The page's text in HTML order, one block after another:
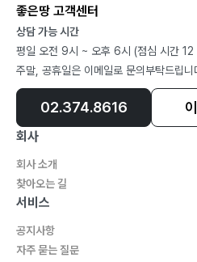
에필로그
좋은땅 고객센터
상담 가능 시간
평일 오전 9시 ~ 오후 6시 (점심 시간 12
주말, 공휴일은 이메일로 문의부탁드립니
02.374.8616
회사
회사 소개
찾아오는 길
서비스
공지사항
자주 묻는 질문